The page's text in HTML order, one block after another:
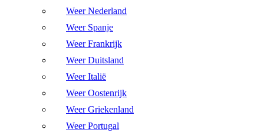
Weer Nederland
Weer Spanje
Weer Frankrijk
Weer Duitsland
Weer Italië
Weer Oostenrijk
Weer Griekenland
Weer Portugal